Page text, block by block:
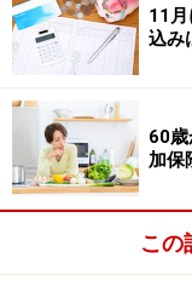
【編集部からのお知
・「家計」について
中です！
※抽選で20名に
※謝礼付きの限定ア
なります
11月
込み
60
加保
この